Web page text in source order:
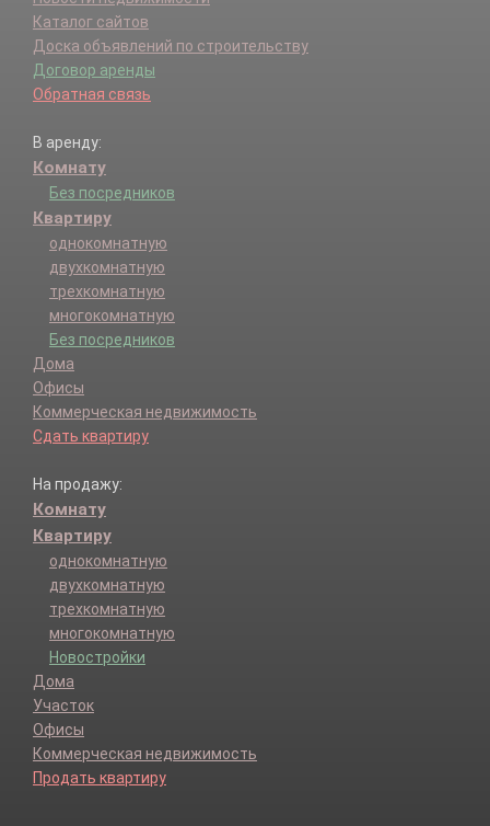
Каталог сайтов
Доска объявлений по строительству
Договор аренды
Обратная связь
В аренду:
Комнату
Без посредников
Квартиру
однокомнатную
двухкомнатную
трехкомнатную
многокомнатную
Без посредников
Дома
Офисы
Коммерческая недвижимость
Сдать квартиру
На продажу:
Комнату
Квартиру
однокомнатную
двухкомнатную
трехкомнатную
многокомнатную
Новостройки
Дома
Участок
Офисы
Коммерческая недвижимость
Продать квартиру